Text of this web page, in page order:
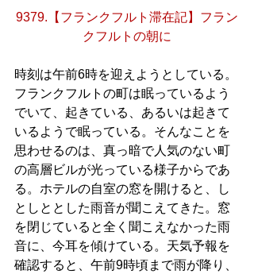
9379.【フランクフルト滞在記】フラン
クフルトの朝に
時刻は午前6時を迎えようとしている。
フランクフルトの町は眠っているよう
でいて、起きている、あるいは起きて
いるようで眠っている。そんなことを
思わせるのは、真っ暗で人気のない町
の高層ビルが光っている様子からであ
る。ホテルの自室の窓を開けると、し
としととした雨音が聞こえてきた。窓
を閉じていると全く聞こえなかった雨
音に、今耳を傾けている。天気予報を
確認すると、午前9時頃まで雨が降り、